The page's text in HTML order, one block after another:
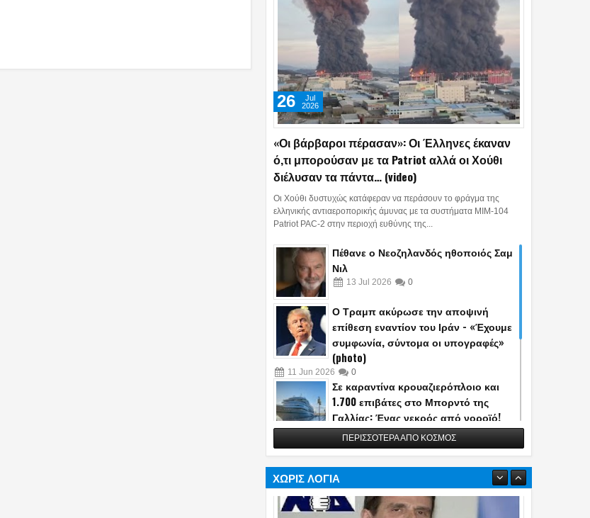
«Οι βάρβαροι πέρασαν»: Οι Έλληνες έκαναν
ό,τι μπορούσαν με τα Patriot αλλά οι Χούθι
διέλυσαν τα πάντα… (video)
26
Jul
2026
Οι Χούθι δυστυχώς κατάφεραν να περάσουν το φράγμα της
ελληνικής αντιαεροπορικής άμυνας με τα συστήματα MIM-104
Patriot PAC-2 στην περιοχή ευθύνης της...
Πέθανε ο Νεοζηλανδός ηθοποιός Σαμ
Νιλ
13 Jul 2026 0
Ο Τραμπ ακύρωσε την αποψινή
επίθεση εναντίον του Ιράν - «Έχουμε
συμφωνία, σύντομα οι υπογραφές»
(photo)
11 Jun 2026 0
Σε καραντίνα κρουαζιερόπλοιο και
1.700 επιβάτες στο Μπορντό της
Γαλλίας: Ένας νεκρός από νοροϊό!
13 May 2026 0
Η Τουρκία αποκάλυψε την κατασκευή
Yildirimhan ακτίνας δράσης 6.000 χλμ.!
(video)
06 May 2026
ΠΕΡΙΣΣΟΤΕΡΑ ΑΠΟ ΚΟΣΜΟΣ
ΧΩΡΙΣ ΛΟΓΙΑ